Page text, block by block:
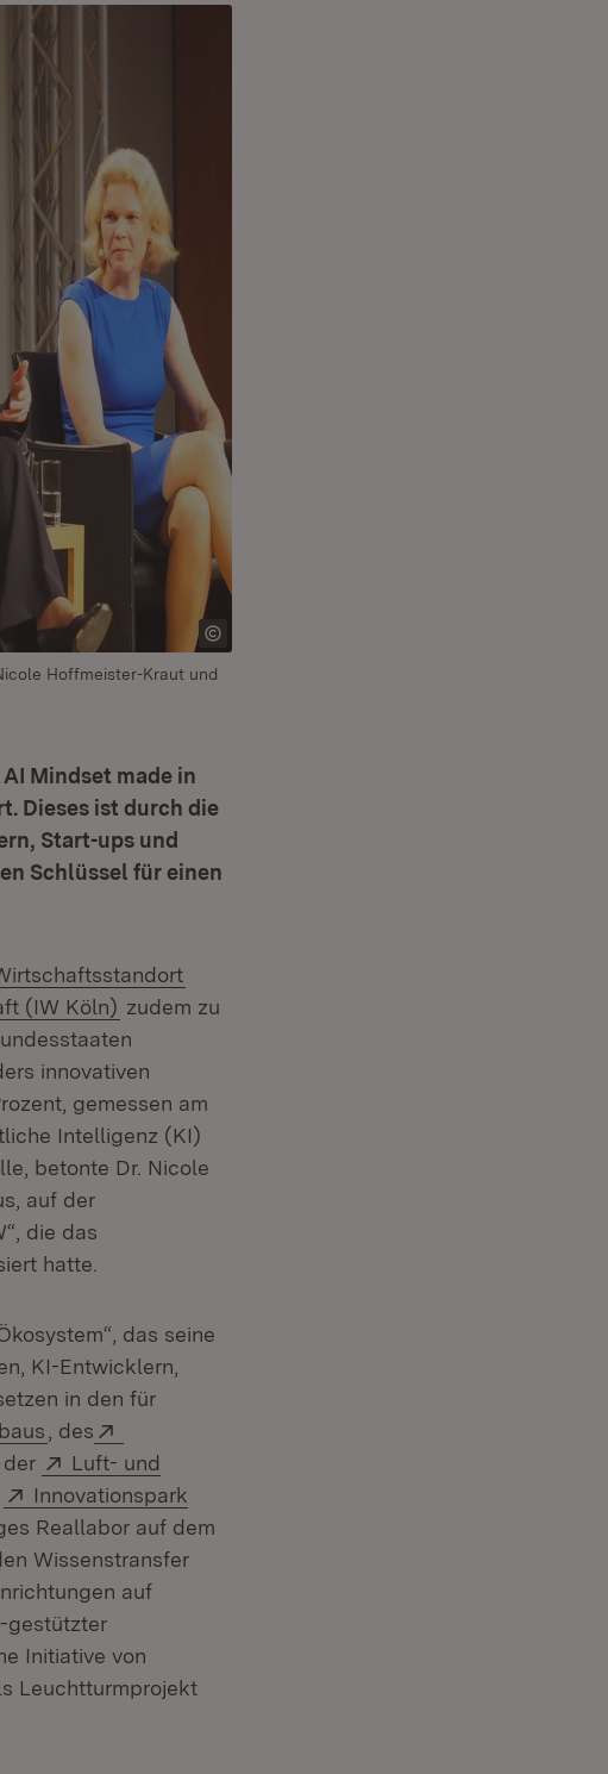
Hoffmeister-Kraut und
Mindset made in
Dieses ist durch die
Start-ups und
Schlüssel für einen
(IW Köln) (Öffnet in neuem Fenster)
zudem zu
innovativen
gemessen am
Intelligenz (KI)
betonte Dr. Nicole
auf der
die das
hatte.
das seine
KI-Entwicklern,
in den für
(Öffnet in neuem Fenster)
, des
in neuem Fenster)
Extern:
Luft- und
Extern:
Innovationspark
Reallabor auf dem
Wissenstransfer
auf
gestützter
Initiative von
Leuchtturmprojekt